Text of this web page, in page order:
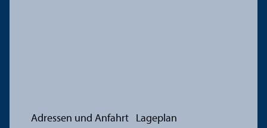
Adressen und Anfahrt Lageplan